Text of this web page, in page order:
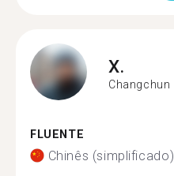
X.
Changchun
FLUENTE
Chinês (simplificado)